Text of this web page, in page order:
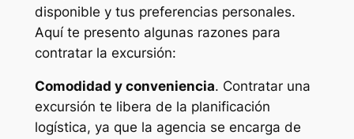
disponible y tus preferencias personales.
Aquí te presento algunas razones para
contratar la excursión:
Comodidad y conveniencia. Contratar una
excursión te libera de la planificación
logística, ya que la agencia se encarga de